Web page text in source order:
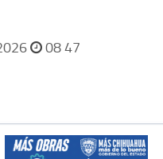
08 47